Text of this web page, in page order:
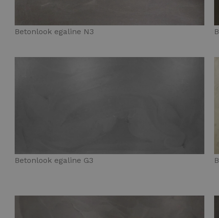
Betonlook egaline N3
Betonlook egaline G3